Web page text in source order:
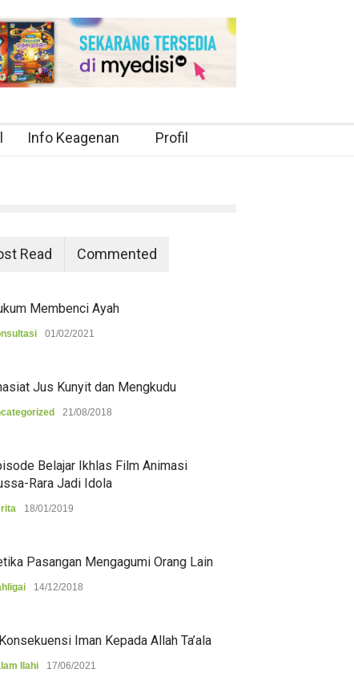
Info Keagenan Profil
Read Commented
Membenci Ayah
01/02/2021
Jus Kunyit dan Mengkudu
21/08/2018
Belajar Ikhlas Film Animasi
Rara Jadi Idola
18/01/2019
Pasangan Mengagumi Orang Lain
14/12/2018
Iman Kepada Allah Ta’ala
Ilahi 17/06/2021